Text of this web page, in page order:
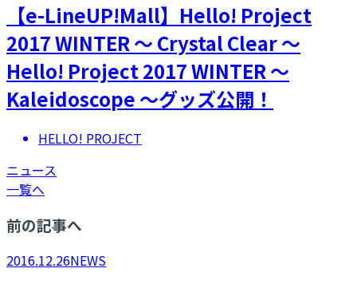
​【e-LineUP!Mall】Hello! Project
2017 WINTER ～ Crystal Clear ～
Hello! Project 2017 WINTER ～
Kaleidoscope ～グッズ公開！
HELLO! PROJECT
ニュース
一覧へ
前の記事へ
2016.12.26NEWS